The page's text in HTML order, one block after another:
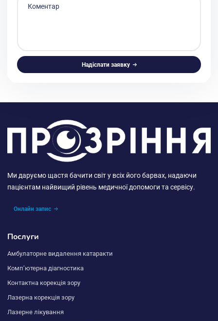
Надіслати заявку
Ми даруємо щастя бачити світ у всіх його барвах, надаючи
пацієнтам найвищий рівень медичної допомоги та сервісу.
Онлайн запис
Послуги
Амбулаторне видалення катаракти
Комп’ютерна діагностика
Контактна корекція зору
Лазерна корекція зору
Лазерне лікування